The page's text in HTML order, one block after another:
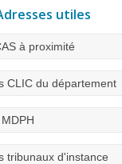
utiles
à proximité
CLIC du département
tribunaux d'instance